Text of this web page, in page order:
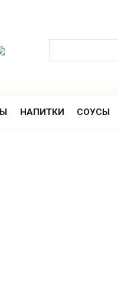
НАПИТКИ СОУСЫ